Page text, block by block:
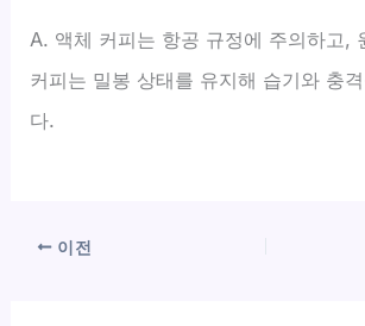
A. 액체 커피는 항공 규정에 주의하고,
커피는 밀봉 상태를 유지해 습기와 충
다.
이전